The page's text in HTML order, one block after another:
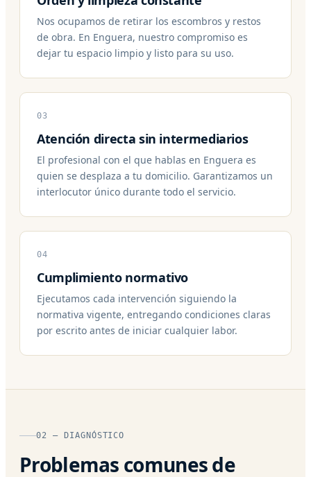
Nos ocupamos de retirar los escombros y restos
de obra. En Enguera, nuestro compromiso es
dejar tu espacio limpio y listo para su uso.
03
Atención directa sin intermediarios
El profesional con el que hablas en Enguera es
quien se desplaza a tu domicilio. Garantizamos un
interlocutor único durante todo el servicio.
04
Cumplimiento normativo
Ejecutamos cada intervención siguiendo la
normativa vigente, entregando condiciones claras
por escrito antes de iniciar cualquier labor.
02 — DIAGNÓSTICO
Problemas comunes de